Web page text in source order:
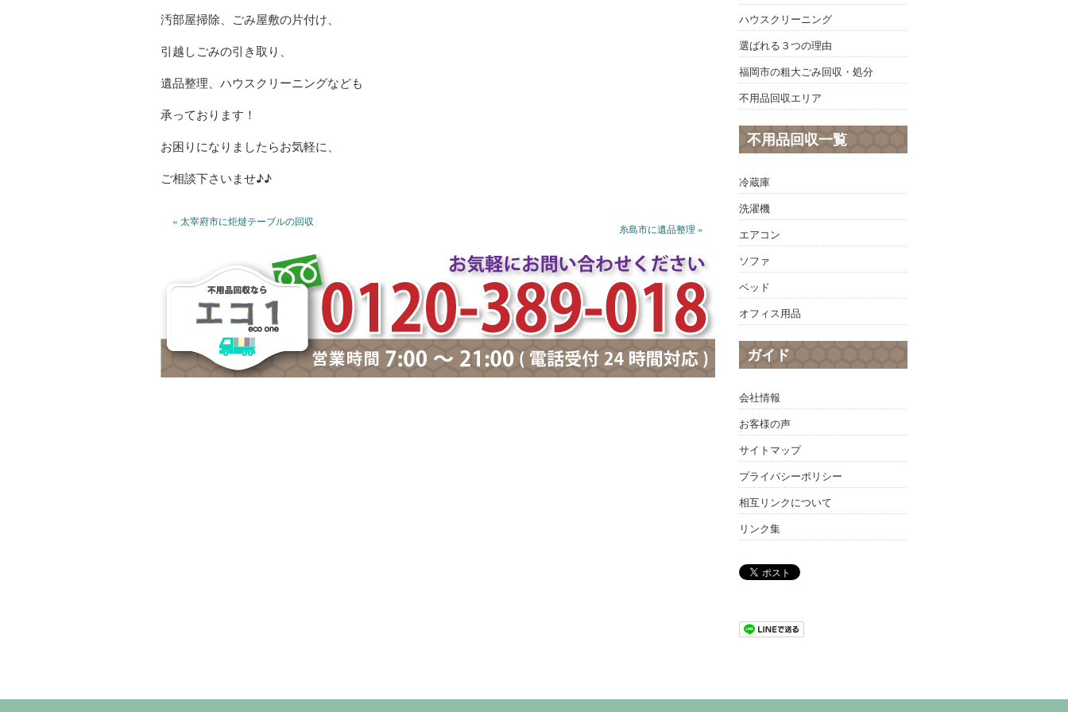
汚部屋掃除、ごみ屋敷の片付け、
引越しごみの引き取り、
遺品整理、ハウスクリーニングなども
承っております！
お困りになりましたらお気軽に、
ご相談下さいませ♪♪
« 太宰府市に炬燵テーブルの回収
糸島市に遺品整理 »
ハウスクリーニング
選ばれる３つの理由
福岡市の粗大ごみ回収・処分
不用品回収エリア
不用品回収一覧
冷蔵庫
洗濯機
エアコン
ソファ
ベッド
オフィス用品
ガイド
会社情報
お客様の声
サイトマップ
プライバシーポリシー
相互リンクについて
リンク集